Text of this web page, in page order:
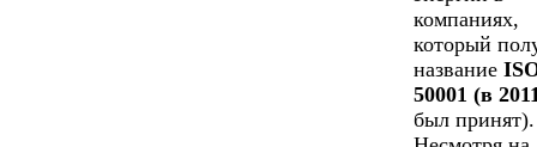
компаниях,
который
название
50001 (в
был принят).